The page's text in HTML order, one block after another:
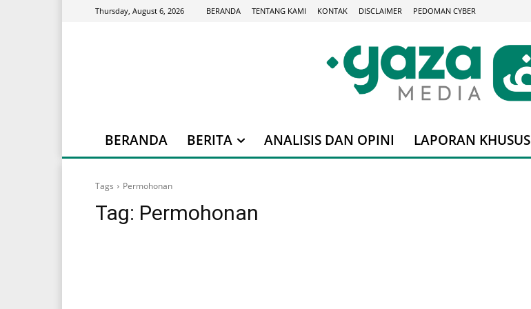
Thursday, August 6, 2026 BERANDA TENTANG KAMI KONTAK DISCLAIMER PEDOMAN CYBER
BERANDA BERITA ANALISIS DAN OPINI LAPORAN KHUSUS
Tags Permohonan
Tag: Permohonan